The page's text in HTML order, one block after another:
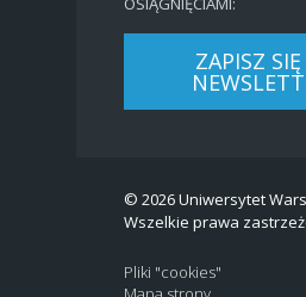
ZAPISZ
© 2026 Uniwersytet
Wszelkie prawa
Pliki "cookies"